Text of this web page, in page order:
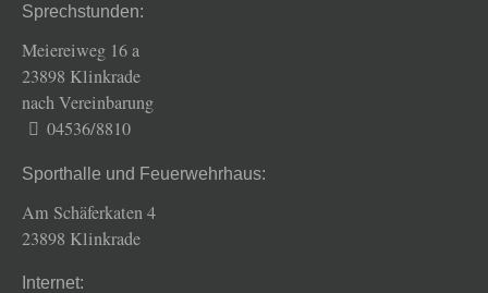
Sprechstunden:
Meiereiweg 16 a
23898 Klinkrade
nach Vereinbarung
04536/8810
Sporthalle und Feuerwehrhaus:
Am Schäferkaten 4
23898 Klinkrade
Internet: